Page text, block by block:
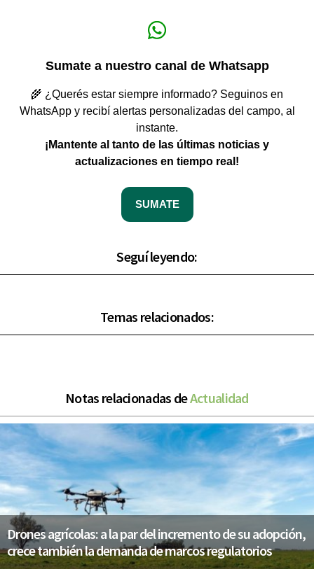
Sumate a nuestro canal de Whatsapp
🌾 ¿Querés estar siempre informado? Seguinos en
WhatsApp y recibí alertas personalizadas del campo, al
instante.
¡Mantente al tanto de las últimas noticias y
actualizaciones en tiempo real!
SUMATE
Seguí leyendo:
Temas relacionados:
Notas relacionadas deActualidad
Drones agrícolas: a la par del incremento de su adopción,
crece también la demanda de marcos regulatorios